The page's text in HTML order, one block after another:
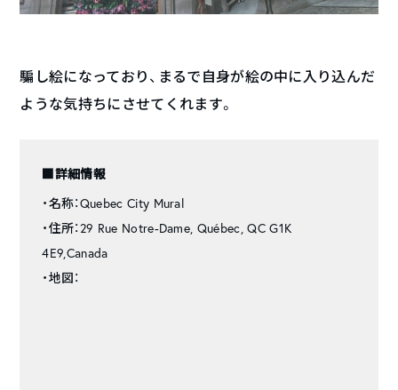
騙し絵になっており、まるで自身が絵の中に入り込んだ
ような気持ちにさせてくれます。
■詳細情報
・名称：Quebec City Mural
・住所：29 Rue Notre-Dame, Québec, QC G1K
4E9,Canada
・地図：